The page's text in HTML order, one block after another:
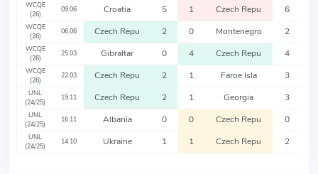
WCQE
(26)
09.06 Croatia 5 1 Czech Repu 6
WCQE
(26)
06.06 Czech Repu 2 0 Montenegro 2
WCQE
(26)
25.03 Gibraltar 0 4 Czech Repu 4
WCQE
(26)
22.03 Czech Repu 2 1 Faroe Isla 3
UNL
(24/25)
19.11 Czech Repu 2 1 Georgia 3
UNL
(24/25)
16.11 Albania 0 0 Czech Repu 0
UNL
(24/25)
14.10 Ukraine 1 1 Czech Repu 2